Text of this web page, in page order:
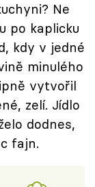
Ne
po kaplicku
kdy v jedné
minulého
vytvořil
zelí. Jídlo
dodnes,
fajn.